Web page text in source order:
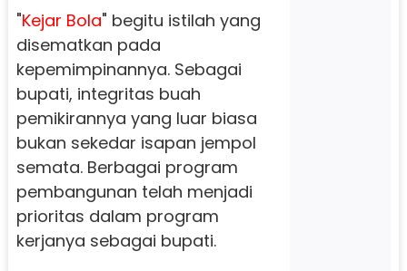
"Kejar Bola" begitu istilah yang
disematkan pada
kepemimpinannya. Sebagai
bupati, integritas buah
pemikirannya yang luar biasa
bukan sekedar isapan jempol
semata. Berbagai program
pembangunan telah menjadi
prioritas dalam program
kerjanya sebagai bupati.